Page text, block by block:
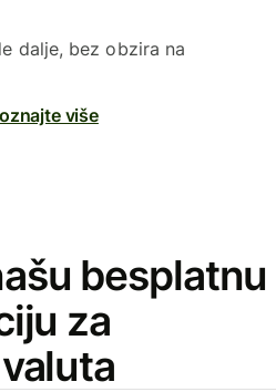
dalje, bez obzira na
više
besplatnu
za